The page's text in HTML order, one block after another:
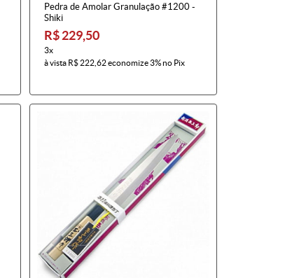
Pedra de Amolar Granulação #1200 -
Shiki
R$ 229,50
3x
à vista R$ 222,62economize3%no Pix